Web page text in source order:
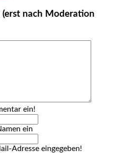
(erst nach Moderation
ein!
ein
Adresse eingegeben!